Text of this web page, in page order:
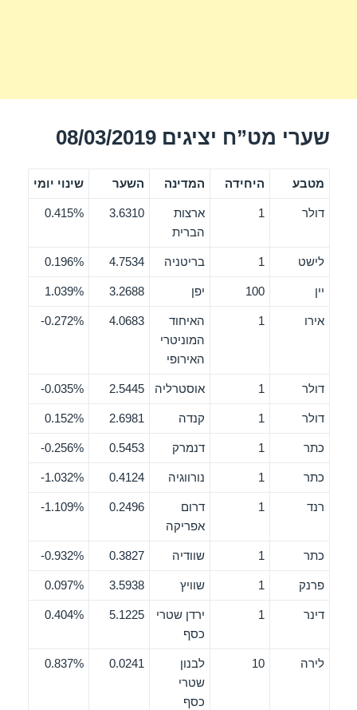
שערי מט”ח יציגים 08/03/2019
מטבע היחידה המדינה השער שינוי יומי
דולר 1
ארצות
הברית
3.6310
0.415%
לישט 1 בריטניה 4.7534
0.196%
יין 100 יפן 3.2688
1.039%
אירו 1
האיחוד
המוניטרי
האירופי
4.0683
0.272%-
דולר 1 אוסטרליה 2.5445
0.035%-
דולר 1 קנדה 2.6981
0.152%
כתר 1 דנמרק 0.5453
0.256%-
כתר 1 נורווגיה 0.4124
1.032%-
רנד 1
דרום
אפריקה
0.2496
1.109%-
כתר 1 שוודיה 0.3827
0.932%-
פרנק 1 שוויץ 3.5938
0.097%
דינר 1
ירדן שטרי
כסף
5.1225
0.404%
לירה 10
לבנון
שטרי
כסף
0.0241
0.837%